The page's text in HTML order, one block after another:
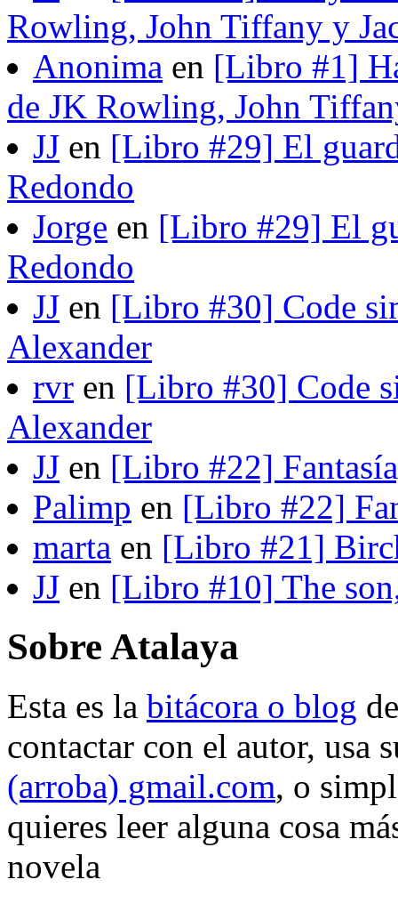
Rowling, John Tiffany y
Anonima en [Libro #1]
de JK Rowling, John
JJ en [Libro #29] El
Redondo
Jorge en [Libro #29] El
Redondo
JJ en [Libro #30] Code
Alexander
rvr en [Libro #30] Code
Alexander
JJ en [Libro #22]
Palimp en [Libro #22]
marta en [Libro #21]
JJ en [Libro #10] The
Sobre Atalaya
Esta es la bitácora o blog
contactar con el autor, usa
(arroba) gmail.com, o
quieres leer alguna cosa
novela